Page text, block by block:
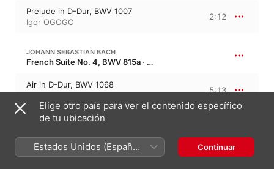
Prelude in D-Dur, BWV 1007
Igor OGOGO
2:12
JOHANN SEBASTIAN BACH
French Suite No. 4, BWV 815a · “Suite francesa n.º 4”
Air in D-Dur, BWV 1068
Igor OGOGO
5:13
Preludio en do menor, BWV 999
Prelude in C-Moll, BWV 999
Elige otro país para ver el contenido específico
de tu ubicación
Estados Unidos (Español
México)
Continuar